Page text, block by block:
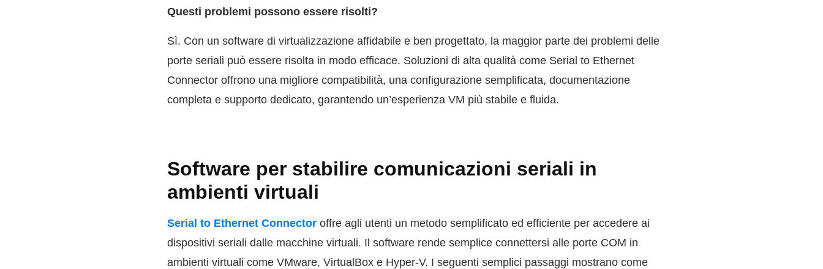
Questi problemi possono essere risolti?
Sì. Con un software di virtualizzazione affidabile e ben progettato, la maggior parte dei problemi delle
porte seriali può essere risolta in modo efficace. Soluzioni di alta qualità come Serial to Ethernet
Connector offrono una migliore compatibilità, una configurazione semplificata, documentazione
completa e supporto dedicato, garantendo un’esperienza VM più stabile e fluida.
Software per stabilire comunicazioni seriali in
ambienti virtuali
Serial to Ethernet Connector offre agli utenti un metodo semplificato ed efficiente per accedere ai
dispositivi seriali dalle macchine virtuali. Il software rende semplice connettersi alle porte COM in
ambienti virtuali come VMware, VirtualBox e Hyper-V. I seguenti semplici passaggi mostrano come